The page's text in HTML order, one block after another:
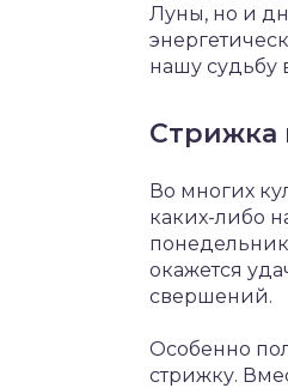
Луны, но и
нашу судьбу
Стрижка
Во многих
каких-либо
окажется
свершений.
Особенно
стрижку.